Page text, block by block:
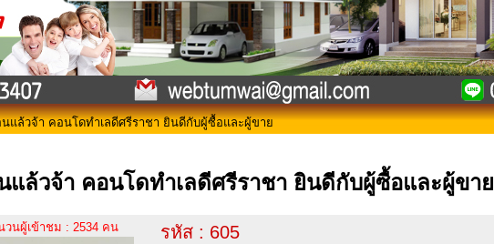
แล้วจ้า คอนโดทำเลดีศรีราชา ยินดีกับผู้ซื้อและผู้ขาย
แล้วจ้า คอนโดทำเลดีศรีราชา ยินดีกับผู้ซื้อและผู้ขาย
วนผู้เข้าชม : 2534 คน รหัส : 605